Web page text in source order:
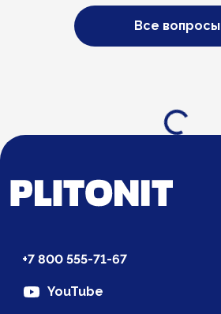
Все вопросы
Загрузка...
+7 800 555-71-67
YouTube